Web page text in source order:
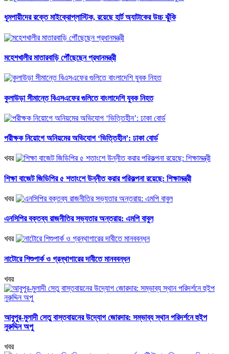
ধূমপায়ীদের রক্তে মাইক্রোপ্লাস্টিক, রয়েছে হার্ট অ্যাটাকের উচ্চ ঝুঁকি
মহেশখালীর মাতারবাড়ি পৌঁছেছেন প্রধানমন্ত্রী
কুলাউড়া সীমান্তে বিএসএফের গুলিতে বাংলাদেশি যুবক নিহত
পরীক্ষক নিয়োগে অনিয়মের অভিযোগ ‘ভিত্তিহীন’: ঢাকা বোর্ড
খবর
শিক্ষা বাজেট জিডিপির ৫ শতাংশে উন্নীত করার পরিকল্পনা রয়েছে: শিক্ষামন্ত্রী
খবর
এনসিপির বক্তব্য রাজনীতির সভ্যতার অন্তরায়: এমপি বাবুল
খবর
নাটোরে শিশুপার্ক ও গ্রন্থাগারের দাবীতে মানববন্ধন
খবর
আবুপুর-মুলাদী সেতু বাস্তবায়নের উদ্যোগ জোরদার: সম্ভাব্য স্থান পরিদর্শনে হুইপ
নুরুদ্দিন অপু
খবর